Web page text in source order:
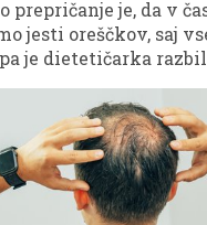
prepričanje je, da v
jesti oreščkov, saj
je dietetičarka
oreščki odlična
čemer izstopa